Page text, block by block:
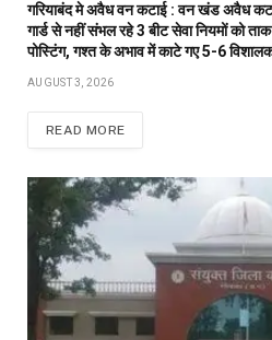
गरियाबंद मे अवैध वन कटाई : वन खंड अवैध
गार्ड से नहीं संभल रहे 3 बीट सेवा नियमों को
पोस्टिंग, गश्त के अभाव में काटे गए 5-6
AUGUST 3, 2026
READ MORE